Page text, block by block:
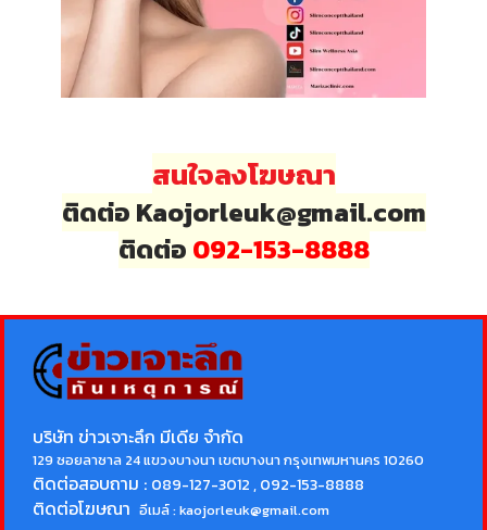
สนใจลงโฆษณา
ติดต่อ Kaojorleuk@gmail.com
ติดต่อ 092-153-8888
บริษัท ข่าวเจาะลึก มีเดีย จำกัด
129 ซอยลาซาล 24 แขวงบางนา เขตบางนา กรุงเทพมหานคร 10260
ติดต่อสอบถาม : 089-127-3012 , 092-153-8888
ติดต่อโฆษณา อีเมล์ :kaojorleuk@gmail.com